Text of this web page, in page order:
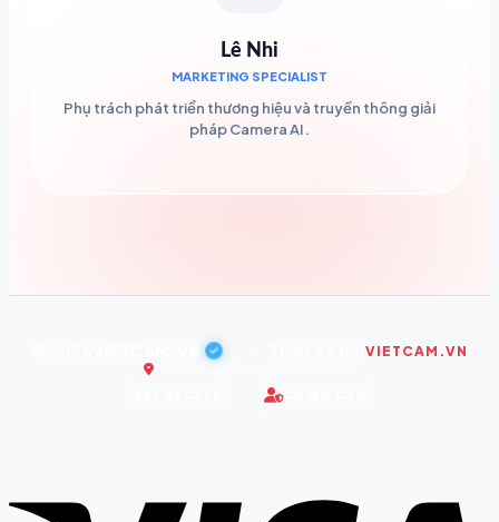
Lê Nhi
MARKETING SPECIALIST
Phụ trách phát triển thương hiệu và truyền thông giải
pháp Camera AI.
VIETCAM.VN
Trụ sở: Bình Dương, Hồ Chí Minh
CHÍNH CHỦ